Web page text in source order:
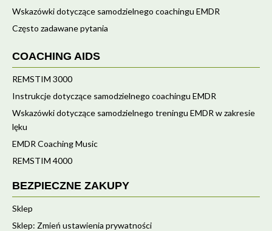
Wskazówki dotyczące samodzielnego coachingu EMDR
Często zadawane pytania
COACHING AIDS
REMSTIM 3000
Instrukcje dotyczące samodzielnego coachingu EMDR
Wskazówki dotyczące samodzielnego treningu EMDR w zakresie
lęku
EMDR Coaching Music
REMSTIM 4000
BEZPIECZNE ZAKUPY
Sklep
Sklep: Zmień ustawienia prywatności